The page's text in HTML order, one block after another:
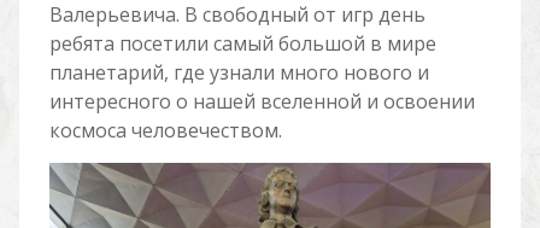
Валерьевича. В свободный от игр день
ребята посетили самый большой в мире
планетарий, где узнали много нового и
интересного о нашей вселенной и освоении
космоса человечеством.